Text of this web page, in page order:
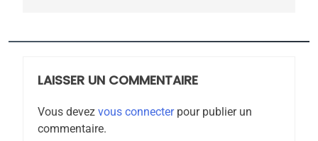
LAISSER UN COMMENTAIRE
Vous devez vous connecterpour publier un
commentaire.
FIÈRE, DIGNE ET RÉSILIENTE :
MA JUDAÏTE par Thérèse
ISRAÉL JUDAISME
7